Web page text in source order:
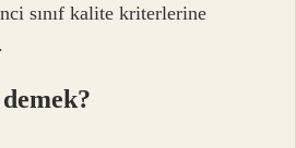
sınıf kalite kriterlerine